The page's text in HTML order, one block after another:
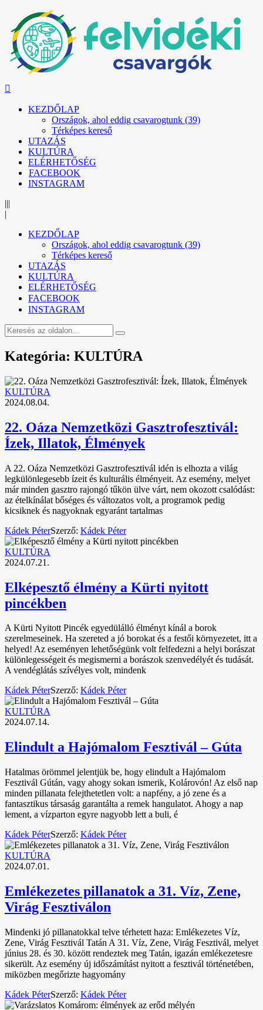
KEZDŐLAP
Országok, ahol eddig csavarogtunk (39)
Térképes kereső
UTAZÁS
KULTÚRA
ELÉRHETŐSÉG
FACEBOOK
INSTAGRAM
|||
|
KEZDŐLAP
Országok, ahol eddig csavarogtunk (39)
Térképes kereső
UTAZÁS
KULTÚRA
ELÉRHETŐSÉG
FACEBOOK
INSTAGRAM
Kategória: KULTÚRA
KULTÚRA
2024.08.04.
22. Oáza Nemzetközi Gasztrofesztivál:
Ízek, Illatok, Élmények
A 22. Oáza Nemzetközi Gasztrofesztivál idén is elhozta a világ
legkülönlegesebb ízeit és kulturális élményeit. Az esemény, melyet
már minden gasztro rajongó tűkön ülve várt, nem okozott csalódást:
az ételkínálat bőséges és változatos volt, a programok pedig
kicsiknek és nagyoknak egyaránt tartalmas
Kádek PéterSzerző: Kádek Péter
KULTÚRA
2024.07.21.
Elképesztő élmény a Kürti nyitott
pincékben
A Kürti Nyitott Pincék egyedülálló élményt kínál a borok
szerelmeseinek. Ha szereted a jó borokat és a festői környezetet, itt a
helyed! Az eseményen lehetőségünk volt felfedezni a helyi borászat
különlegességeit és megismerni a borászok szenvedélyét és tudását.
A vendéglátás szívélyes volt, mindenk
Kádek PéterSzerző: Kádek Péter
KULTÚRA
2024.07.14.
Elindult a Hajómalom Fesztivál – Gúta
Hatalmas örömmel jelentjük be, hogy elindult a Hajómalom
Fesztivál Gútán, vagy ahogy sokan ismerik, Kolárovón! Az első nap
minden pillanata felejthetetlen volt: a napfény, a jó zene és a
fantasztikus társaság garantálta a remek hangulatot. Ahogy a nap
lement, a vízparton egyre nagyobb lett a buli, é
Kádek PéterSzerző: Kádek Péter
KULTÚRA
2024.07.01.
Emlékezetes pillanatok a 31. Víz, Zene,
Virág Fesztiválon
Mindenki jó pillanatokkal telve térhetett haza: Emlékezetes Víz,
Zene, Virág Fesztivál Tatán A 31. Víz, Zene, Virág Fesztivál, melyet
június 28. és 30. között rendeztek meg Tatán, igazán emlékezetesre
sikerült. Az esemény új időszámítást nyitott a fesztivál történetében,
miközben megőrizte hagyomány
Kádek PéterSzerző: Kádek Péter